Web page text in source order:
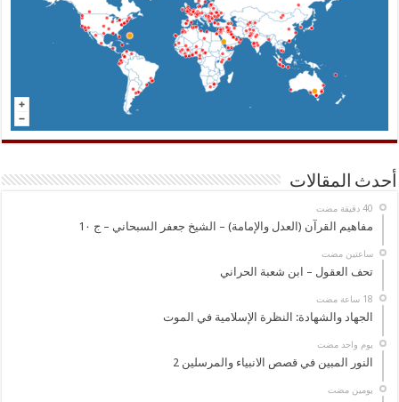
أحدث المقالات
مفاهيم القرآن (العدل والإمامة) – الشيخ جعفر السبحاني – ج 1٠
‏ساعتين مضت
تحف العقول – ابن شعبة الحراني
الجهاد والشهادة: النظرة الإسلامية في الموت
‏يوم واحد مضت
النور المبين في قصص الانبياء والمرسلين 2
‏يومين مضت